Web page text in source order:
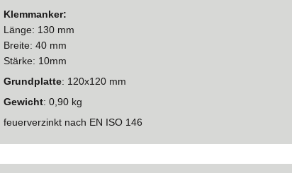
Klemmanker:
Länge: 130 mm
Breite: 40 mm
Stärke: 10mm
Grundplatte: 120x120 mm
Gewicht: 0,90 kg
feuerverzinkt nach EN ISO 146